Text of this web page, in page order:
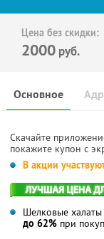
Цена без скидки:
2000 руб.
Основное
Скачайте
покажите купон с
В акции
Шелковые
до 62% при